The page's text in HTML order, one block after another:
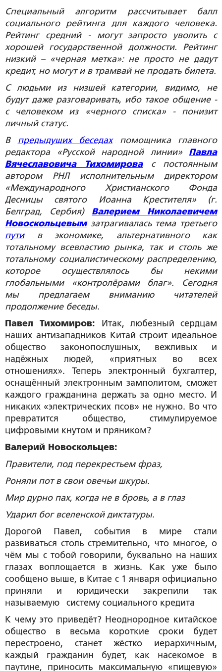
Специальный алгоритм рассчитывает балл
социального рейтинга для каждого человека.
Рейтинг средний - могут запросто уволить с
хорошей государственной должности. Рейтинг
низкий – «черная метка»: не просто не дадут
кредит, но могут и в трамвай не продать билета.
С людьми из низшей категории, видимо, не
будут даже разговаривать, ибо такое общение -
с человеком из «черного списка» - понизит
личный статус.
В предыдущих беседахпомощника главного
редактора «Русской народной линии» Павла
Вячеславовича Тихомирова
с постоянным
автором РНЛ исполнительным директором
«Международного Христианского Фонда
Десницы святого Иоанна Крестителя» (г.
Белград, Сербия) Валерием Николаевичем
Новоскольцевымзатрагивалась тема третьего
путив экономике, альтернативного как
тотальному всевластию рынка, так и столь же
тотальному социалистическому распределению,
которое осуществлялось бы некими
глобальными «контролёрами благ». Сегодня
мы предлагаем вниманию читателей
продолжение беседы.
Павел Тихомиров: Итак, любезный сердцам
наших антизападников Китай строит идеальное
общество законопослушных, вежливых и
надёжных людей, «приятных во всех
отношениях». Теперь электронный бухгалтер,
оснащённый электронным замполитом, сможет
каждого гражданина держать за одно место. И
никаких «электрических псов» не нужно. Во что
превратится общество, стимулируемое
цифровыми кнутом и пряником?
Валерий Новоскольцев:
Правители, под перекрестьем фраз,
Роняли пот в свои овечьи шкуры.
Мир дурно пах, когда не в бровь, а в глаз
Ударил бог вселенской диктатуры.
Дорогой Павел, события в мире стали
развиваться столь стремительно, что многое, о
чём мы с тобой говорили, буквально на наших
глазах воплощается в жизнь. Как уже было
сообщено выше, в Китае с 1 января официально
приняли и юридически закрепили так
называемую систему социального кредита
К чему это приведёт? Неоднородное китайское
общество в весьма короткие сроки будет
перестроено, станет жёстко иерархичным,
каждый гражданин будет, как насекомое в
паутине, приносить максимальную «пищевую»